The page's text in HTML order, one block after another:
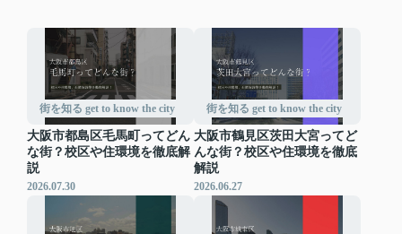
街を知る get to know the city
大阪市都島区毛馬町ってどん
な街？校区や住環境を徹底解
説
2026.07.30
街を知る get to know the city
大阪市鶴見区茨田大宮ってど
んな街？校区や住環境を徹底
解説
2026.06.27